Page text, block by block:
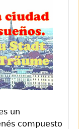
un
compuesto